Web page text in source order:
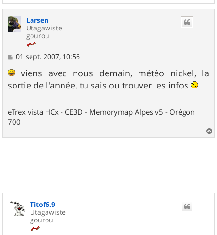
a
Larsen
Utagawiste
gourou
M
s
a
01 sept. 2007, 10:56
viens avec nous demain, météo nickel, la
sortie de l'année. tu sais ou trouver les infos
eTrex vista HCx - CE3D - Memorymap Alpes v5 - Orégon
700
a
Titof6.9
Utagawiste
gourou